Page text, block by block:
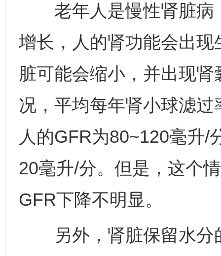
老年人是慢性肾脏病
增长，人的肾功能会出
脏可能会缩小，并出现
况，平均每年肾小球滤
人的GFR为80~120毫升/
20毫升/分。但是，这个
GFR下降不明显。
另外，肾脏保留水分